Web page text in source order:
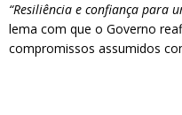
“Resiliência e confiança para
lema com que o Governo
compromissos assumidos